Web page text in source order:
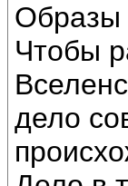
Образы
Чтобы
дело